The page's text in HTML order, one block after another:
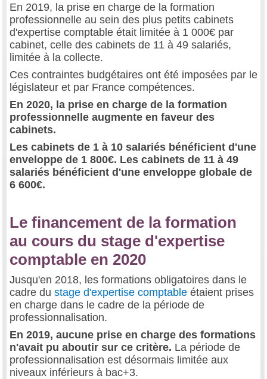
En 2019, la prise en charge de la formation
professionnelle au sein des plus petits cabinets
d'expertise comptable était limitée à 1 000€ par
cabinet, celle des cabinets de 11 à 49 salariés,
limitée à la collecte.
Ces contraintes budgétaires ont été imposées par le
législateur et par France compétences.
En 2020, la prise en charge de la formation
professionnelle augmente en faveur des
cabinets.
Les cabinets de 1 à 10 salariés bénéficient d'une
enveloppe de 1 800€. Les cabinets de 11 à 49
salariés bénéficient d'une enveloppe globale de
6 600€.
Le financement de la formation
au cours du stage d'expertise
comptable en 2020
Jusqu'en 2018, les formations obligatoires dans le
cadre du stage d'expertise comptable étaient prises
en charge dans le cadre de la période de
professionnalisation.
En 2019, aucune prise en charge des formations
n'avait pu aboutir sur ce critère. La période de
professionnalisation est désormais limitée aux
niveaux inférieurs à bac+3.